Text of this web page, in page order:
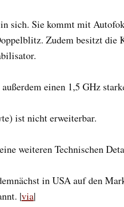
in sich. Sie kommt mit
Zudem besitzt die
einen 1,5 GHz
ist nicht erweiterbar.
weiteren Technischen
in USA auf den
|via|